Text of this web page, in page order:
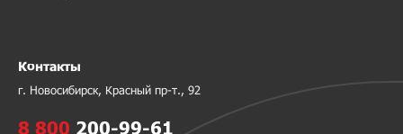
Контакты
г. Новосибирск, Красный пр-т., 92
8 800 200-99-61